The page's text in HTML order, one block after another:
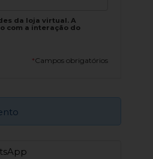
da loja virtual. A
com a interação do
*Campos obrigatórios